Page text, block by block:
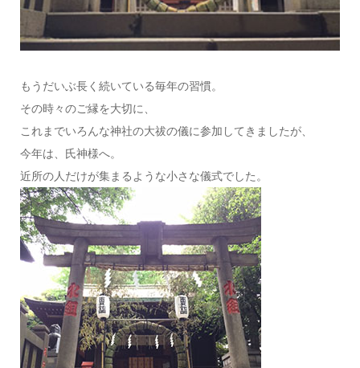
もうだいぶ長く続いている毎年の習慣。
その時々のご縁を大切に、
これまでいろんな神社の大祓の儀に参加してきましたが、
今年は、氏神様へ。
近所の人だけが集まるような小さな儀式でした。